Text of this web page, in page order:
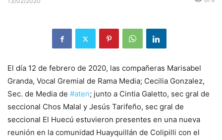
El día 12 de febrero de 2020, las compañeras Marisabel
Granda, Vocal Gremial de Rama Media; Cecilia Gonzalez,
Sec. de Media de #aten; junto a Cintia Galetto, sec gral de
seccional Chos Malal y Jesús Tarifeño, sec gral de
seccional El Huecú estuvieron presentes en una nueva
reunión en la comunidad Huayquillán de Colipilli con el